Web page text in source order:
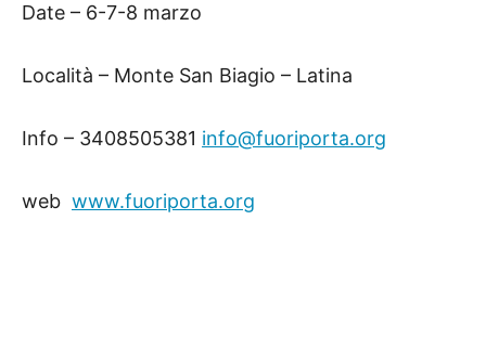
Date – 6-7-8 marzo
Località – Monte San Biagio – Latina
Info – 3408505381 info@fuoriporta.org
web  www.fuoriporta.org